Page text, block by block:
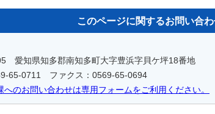
このページに関するお問い合
愛知県知多郡南知多町大字豊浜字貝ケ坪18番地
65-0711 ファクス：0569-65-0694
へのお問い合わせは専用フォームをご利用ください。